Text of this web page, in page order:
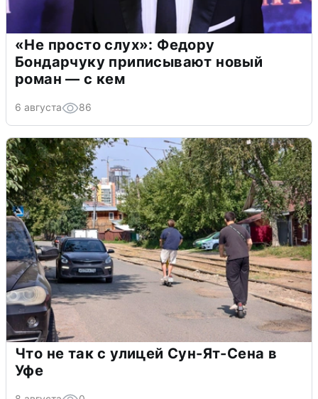
«Не просто слух»: Федору
Бондарчуку приписывают новый
роман — с кем
6 августа 86
Что не так с улицей Сун-Ят-Сена в
Уфе